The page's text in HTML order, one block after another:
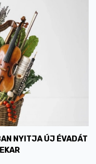
NYITJA ÚJ ÉVADÁT